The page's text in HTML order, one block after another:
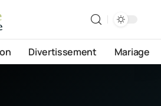
Divertissement Mariage